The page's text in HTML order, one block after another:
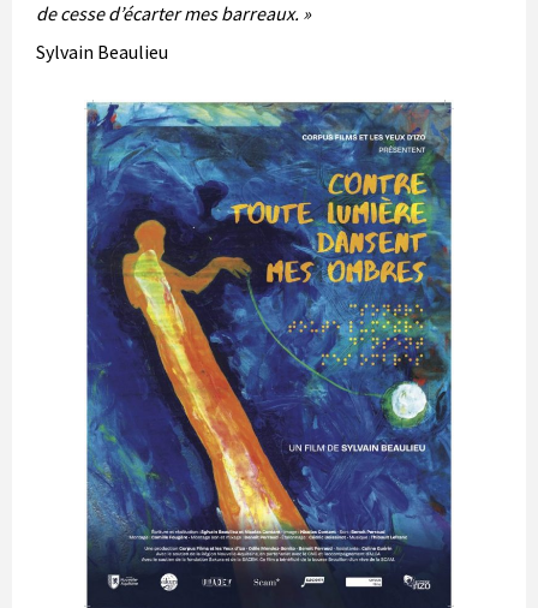
de cesse d’écarter mes barreaux. »
Sylvain Beaulieu